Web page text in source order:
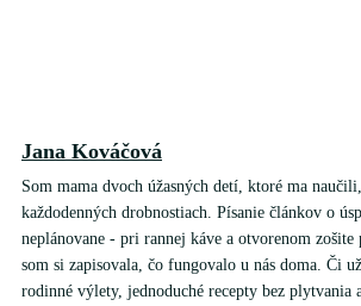
Jana Kováčová
Som mama dvoch úžasných detí, ktoré ma
každodenných drobnostiach. Písanie článkov o
neplánovane - pri rannej káve a otvorenom
som si zapisovala, čo fungovalo u nás doma. Či
rodinné výlety, jednoduché recepty bez plytvania